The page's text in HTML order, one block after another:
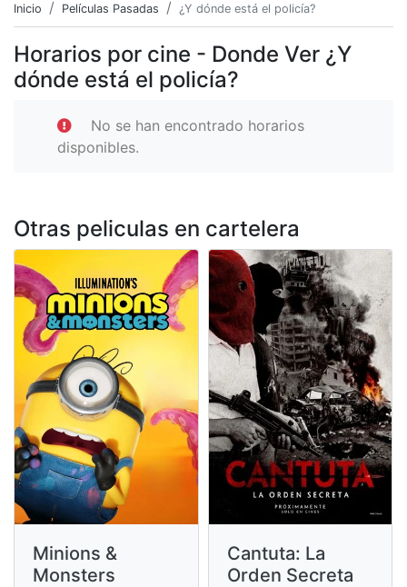
Inicio Películas Pasadas ¿Y dónde está el policía?
Horarios por cine - Donde Ver ¿Y
dónde está el policía?
No se han encontrado horarios
disponibles.
Otras peliculas en cartelera
Minions &
Monsters
Cantuta: La
Orden Secreta